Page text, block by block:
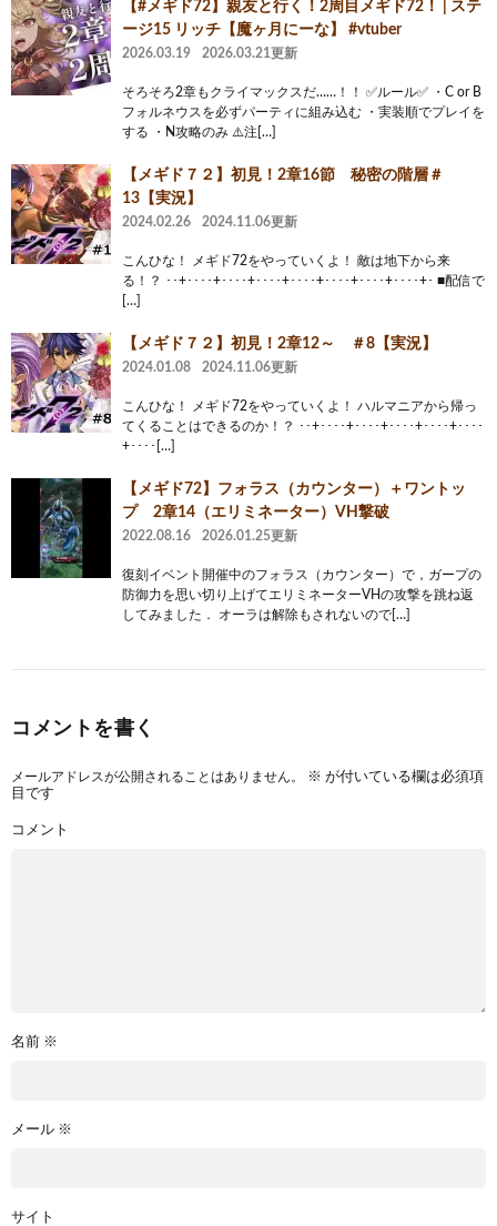
【#メギド72】親友と行く！2周目メギド72！ | ステ
ージ15 リッチ【魔ヶ月にーな】 #vtuber
2026.03.19 2026.03.21更新
そろそろ2章もクライマックスだ……！！ ✅ルール✅ ・C or B
フォルネウスを必ずパーティに組み込む ・実装順でプレイを
する ・N攻略のみ ⚠️注[…]
【メギド７２】初見！2章16節 秘密の階層＃
13【実況】
2024.02.26 2024.11.06更新
こんひな！ メギド72をやっていくよ！ 敵は地下から来
る！？ ･･+････+････+････+････+････+････+････+･ ■配信で
[…]
【メギド７２】初見！2章12～ ＃8【実況】
2024.01.08 2024.11.06更新
こんひな！ メギド72をやっていくよ！ ハルマニアから帰っ
てくることはできるのか！？ ･･+････+････+････+････+････
+････[…]
【メギド72】フォラス（カウンター）＋ワントッ
プ 2章14（エリミネーター）VH撃破
2022.08.16 2026.01.25更新
復刻イベント開催中のフォラス（カウンター）で，ガープの
防御力を思い切り上げてエリミネーターVHの攻撃を跳ね返
してみました． オーラは解除もされないので[…]
コメントを書く
メールアドレスが公開されることはありません。 ※ が付いている欄は必須項
目です
コメント
名前 ※
メール ※
サイト